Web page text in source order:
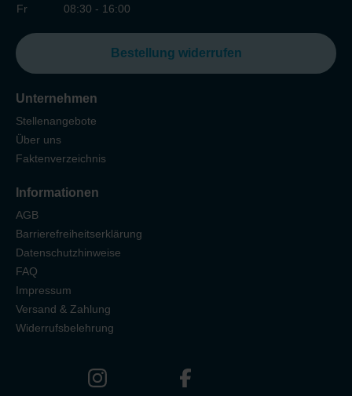
Fr
08:30 - 16:00
Bestellung widerrufen
Unternehmen
Stellenangebote
Über uns
Faktenverzeichnis
Informationen
AGB
Barrierefreiheitserklärung
Datenschutzhinweise
FAQ
Impressum
Versand & Zahlung
Widerrufsbelehrung